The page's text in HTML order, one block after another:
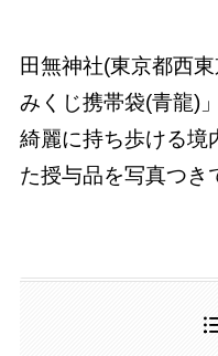
田無神社(東京都西
みくじ携帯袋(青龍)
綺麗に持ち歩ける境
た授与品を写真つき